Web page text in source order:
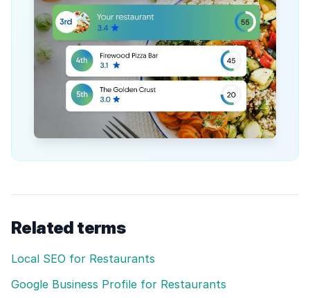
Related terms
Local SEO for Restaurants
Google Business Profile for Restaurants